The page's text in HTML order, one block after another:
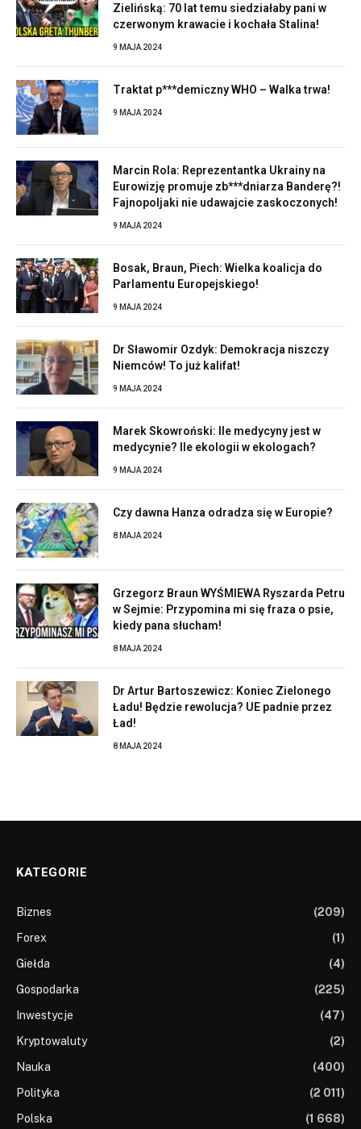
Zielińską: 70 lat temu siedziałaby pani w
czerwonym krawacie i kochała Stalina!
9 MAJA 2024
Traktat p***demiczny WHO – Walka trwa!
9 MAJA 2024
Marcin Rola: Reprezentantka Ukrainy na
Eurowizję promuje zb***dniarza Banderę?!
Fajnopoljaki nie udawajcie zaskoczonych!
9 MAJA 2024
Bosak, Braun, Piech: Wielka koalicja do
Parlamentu Europejskiego!
9 MAJA 2024
Dr Sławomir Ozdyk: Demokracja niszczy
Niemców! To już kalifat!
9 MAJA 2024
Marek Skowroński: Ile medycyny jest w
medycynie? Ile ekologii w ekologach?
9 MAJA 2024
Czy dawna Hanza odradza się w Europie?
8 MAJA 2024
Grzegorz Braun WYŚMIEWA Ryszarda Petru
w Sejmie: Przypomina mi się fraza o psie,
kiedy pana słucham!
8 MAJA 2024
Dr Artur Bartoszewicz: Koniec Zielonego
Ładu! Będzie rewolucja? UE padnie przez
Ład!
8 MAJA 2024
KATEGORIE
Biznes
(209)
Forex
(1)
Giełda
(4)
Gospodarka
(225)
Inwestycje
(47)
Kryptowaluty
(2)
Nauka
(400)
Polityka
(2 011)
Polska
(1 668)